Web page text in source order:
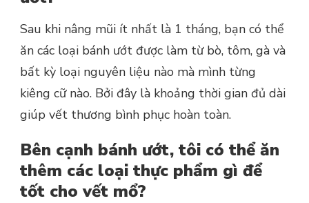
Sau khi nâng mũi ít nhất là 1 tháng, bạn có thể
ăn các loại bánh ướt được làm từ bò, tôm, gà và
bất kỳ loại nguyên liệu nào mà mình từng
kiêng cữ nào. Bởi đây là khoảng thời gian đủ dài
giúp vết thương bình phục hoàn toàn.
Bên cạnh bánh ướt, tôi có thể ăn
thêm các loại thực phẩm gì để
tốt cho vết mổ?